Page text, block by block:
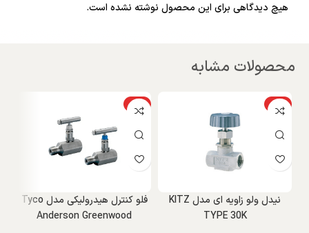
هیچ دیدگاهی برای این محصول نوشته نشده است.
محصولات مشابه
ویژه
نیدل ولو زاویه ای مدل KITZ
TYPE 30K
ویژه
فلو کنترل هیدرولیکی مدل Tyco
Anderson Greenwood